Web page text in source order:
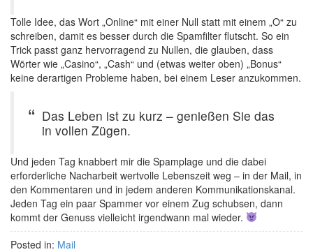
Tolle Idee, das Wort „Online“ mit einer Null statt mit einem „O“ zu
schreiben, damit es besser durch die Spamfilter flutscht. So ein
Trick passt ganz hervorragend zu Nullen, die glauben, dass
Wörter wie „Casino“, „Cash“ und (etwas weiter oben) „Bonus“
keine derartigen Probleme haben, bei einem Leser anzukommen.
Das Leben ist zu kurz – genießen Sie das
in vollen Zügen.
Und jeden Tag knabbert mir die Spamplage und die dabei
erforderliche Nacharbeit wertvolle Lebenszeit weg – in der Mail, in
den Kommentaren und in jedem anderen Kommunikationskanal.
Jeden Tag ein paar Spammer vor einem Zug schubsen, dann
kommt der Genuss vielleicht irgendwann mal wieder.
Posted in: Mail